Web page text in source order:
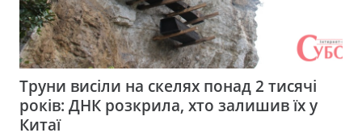
Труни висіли на скелях понад 2 тисячі
років: ДНК розкрила, хто залишив їх у
Китаї